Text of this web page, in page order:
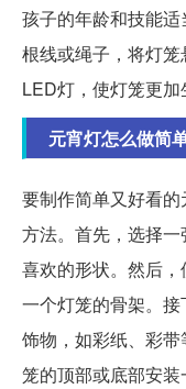
孩子的年龄和技能
根线或绳子，将灯
LED灯，使灯笼更加
元宵灯怎么做简
要制作简单又好看
方法。首先，选择
喜欢的形状。然后
一个灯笼的骨架。
饰物，如彩纸、彩
笼的顶部或底部安